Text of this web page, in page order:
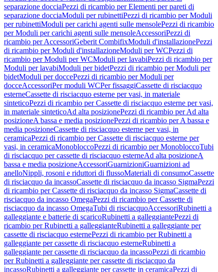
separazione docciaPezzi di ricambio per Elementi per pareti di
separazione docciaModuli per rubinettiPezzi di ricambio per Moduli
per rubinettiModuli per carichi agenti sulle mensolePezzi di ricambio
per Moduli per carichi agenti sulle mensoleAccessoriPezzi di
ricambio per AccessoriGeberit CombifixModuli d'installazionePezzi
di ricambio per Moduli d'installazioneModuli per WCPezzi di
ricambio per Moduli per WCModuli per lavabiPezzi di ricambio per
Moduli per lavabiModuli per bidetPezzi di ricambio per Moduli per
bidetModuli per doccePezzi di ricambio per Moduli per
docceAccessoriPer moduli WCPer fissaggiCassette di risciacquo
esterneCassette di risciacquo esterne per vasi, in materiale
sinteticoPezzi di ricambio per Cassette di risciacquo esterne per vasi,
in materiale sinteticoAd alta posizionePezzi di ricambio per Ad alta
posizioneA bassa e media posizionePezzi di ricambio per A bassa e
media posizioneCassette di risciacquo esterne per vasi, in
ceramicaPezzi di ricambio per Cassette di risciacquo esterne per
vasi, in ceramicaMonobloccoPezzi di ricambio per MonobloccoTubi
di risciacquo per cassette di risciacquo esterneAd alta posizioneA
bassa e media posizioneAccessoriGuarnizioniGuarnizioni ad
anelloNippli, rosoni e riduttori di flussoMateriali di consumoCassette
di risciacquo da incassoCassette di risciacquo da incasso SigmaPezzi
di ricambio per Cassette di risciacquo da incasso SigmaCassette di
risciacquo da incasso OmegaPezzi di ricambio per Cassette di
risciacquo da incasso OmegaTubi di risciacquoAccessoriRubinetti a
galleggiante e batterie di scaricoRubinetti a galleggiantePezzi di
ricambio per Rubinetti a galleggianteRubinetti a galleggiante per
cassette di risciacquo esternePezzi di ricambio per Rubinetti a
galleggiante per cassette di risciacquo esterneRubinetti a
galleggiante per cassette di risciacquo da incassoPezzi di ricambio
per Rubinetti a galleggiante per cassette di risciacquo da
incassoRubinetti a galleggiante per cassette in ceramicaPezzi di